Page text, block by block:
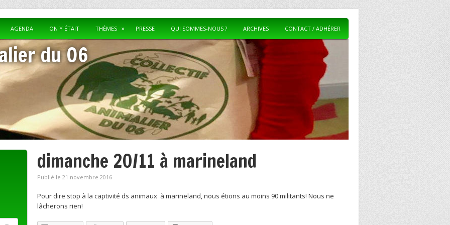
AGENDA ON Y ÉTAIT THÈMES PRESSE QUI SOMMES-NOUS ? ARCHIVES CONTACT / ADHÉRER
du 06
dimanche 20/11 à marineland
Publié le 21 novembre 2016
Pour dire stop à la captivité ds animaux à marineland, nous étions au moins 90 militants! Nous ne
lâcherons rien!